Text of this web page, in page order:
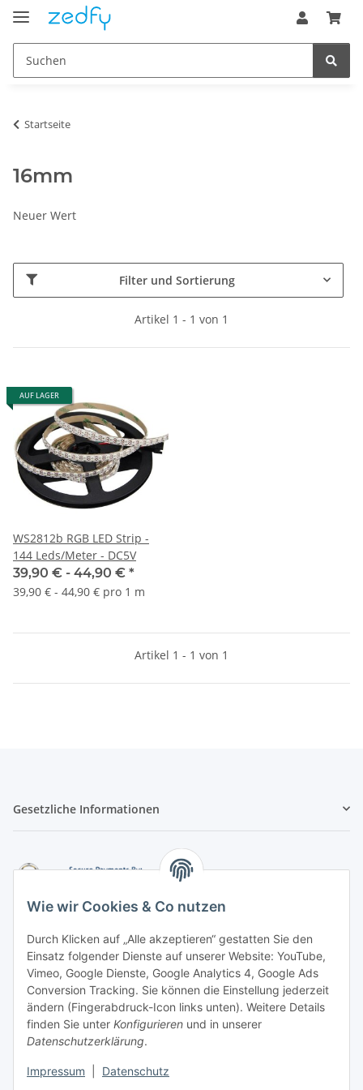
Wie wir Cookies & Co nutzen
Durch Klicken auf „Alle akzeptieren“ gestatten Sie den
Einsatz folgender Dienste auf unserer Website: YouTube,
Vimeo, Google Dienste, Google Analytics 4, Google Ads
Conversion Tracking. Sie können die Einstellung jederzeit
ändern (Fingerabdruck-Icon links unten). Weitere Details
finden Sie unter Konfigurieren und in unserer
Datenschutzerklärung.
Impressum Datenschutz
Startseite
16mm
Neuer Wert
Filter und Sortierung
Artikel 1 - 1 von 1
AUF LAGER
WS2812b RGB LED Strip -
144 Leds/Meter - DC5V
39,90 € - 44,90 € *
39,90 € - 44,90 € pro 1 m
Artikel 1 - 1 von 1
Gesetzliche Informationen
Vorkasse per Überweisung
Zahlung per PayPal
Zahlung per Google Pay (PayPal)
Zahlung per Apple Pay (PayPal)
Zahlung per amazon payments
FAQ